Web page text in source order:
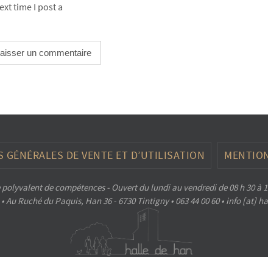
time I post a
GÉNÉRALES DE VENTE ET D’UTILISATION
polyvalent de compétences - Ouvert du lundi au vendredi de 08 h 30 à
Au Ruché du Paquis, Han 36 - 6730 Tintigny • 063 44 00 60 • info [at]